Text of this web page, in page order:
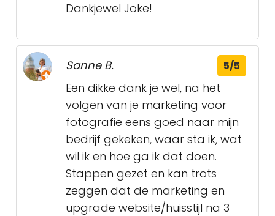
Dankjewel Joke!
Sanne B. 5/5
Een dikke dank je wel, na het
volgen van je marketing voor
fotografie eens goed naar mijn
bedrijf gekeken, waar sta ik, wat
wil ik en hoe ga ik dat doen.
Stappen gezet en kan trots
zeggen dat de marketing en
upgrade website/huisstijl na 3